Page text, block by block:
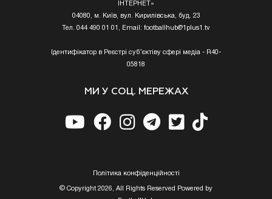
ІНТЕРНЕТ»
04080, м. Київ, вул. Кирилівська, буд. 23
Тел. 044 490 01 01, Email: footballhub@1plus1.tv
Ідентифікатор в Реєстрі суб’єктіву сфері медіа - R40-
05818
МИ У СОЦ. МЕРЕЖАХ
Полiтика конфiденцiйностi
© Copyright 2026, All Rights Reserved Powered by